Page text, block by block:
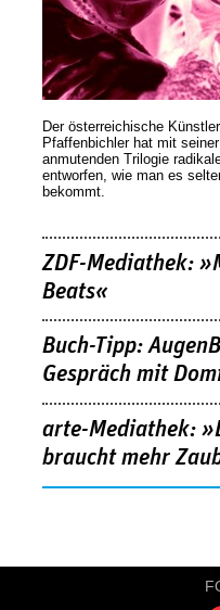
Der österreichische
Pfaffenbichler hat mit
anmutenden Trilogie
entworfen, wie man es
bekommt.
ZDF-Mediathek:
Beats«
Buch-Tipp:
Gespräch mit
arte-Mediathek:
braucht mehr